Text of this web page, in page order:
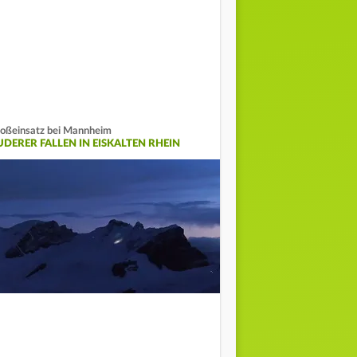
bei Mannheim
FALLEN IN EISKALTEN RHEIN